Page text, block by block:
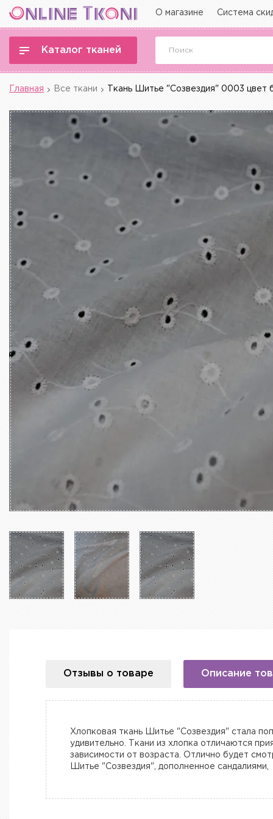
О магазине Система
Каталог тканей
Главная Все ткани Ткань Шитье "Созвездия" 0003 цвет
Отзывы о товаре Описание
Хлопковая ткань Шитье "Созвездия" стала
удивительно. Ткани из хлопка отличаются
зависимости от возраста. Отлично будет
Шитье "Созвездия", дополненное